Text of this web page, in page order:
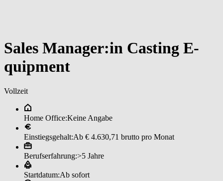
Sa­les ­Ma­na­ger:in ­Cas­tin­g E­
quip­ment
Vollzeit
Home Office:Keine Angabe
Einstiegsgehalt:Ab € 4.630,71 brutto pro Monat
Berufserfahrung:>5 Jahre
Startdatum:Ab sofort